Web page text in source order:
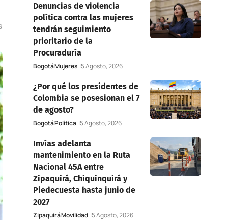
Denuncias de violencia
política contra las mujeres
tendrán seguimiento
prioritario de la
Procuraduría
BogotáMujeres 5 Agosto, 2026
¿Por qué los presidentes de
Colombia se posesionan el 7
de agosto?
BogotáPolítica 5 Agosto, 2026
Invías adelanta
mantenimiento en la Ruta
Nacional 45A entre
Zipaquirá, Chiquinquirá y
Piedecuesta hasta junio de
2027
ZipaquiráMovilidad 5 Agosto, 2026